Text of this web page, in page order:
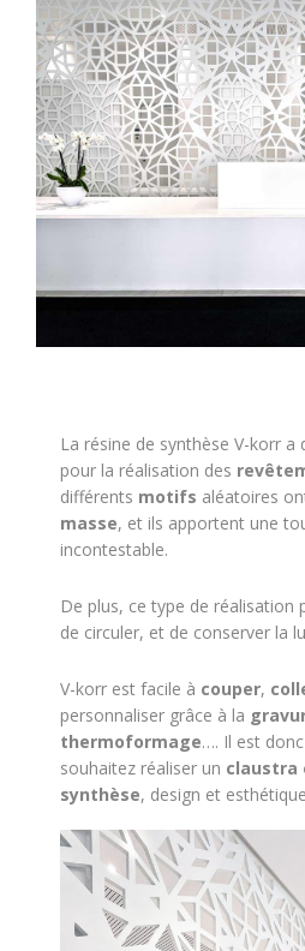
La résine de synthèse V-korr
pour la réalisation des
différents motifs aléatoires
masse, et ils apportent une
incontestable.
De plus, ce type de réalisation
de circuler, et de conserver la
V-korr est facile à couper,
personnaliser grâce à la
thermoformage…. Il est
souhaitez réaliser un claustra
synthèse, design et